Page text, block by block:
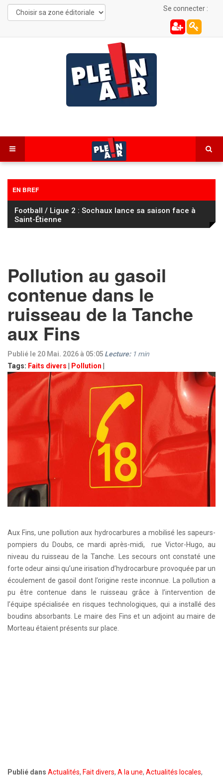
Se connecter :
EN BREF
Cyclisme : le Tour de France Femmes à l’assaut du
mont Ventoux
Pollution au gasoil
contenue dans le
ruisseau de la Tanche
aux Fins
Publié le 20 Mai. 2026 à 05:05
Tags: Faits divers Pollution
Lecture: 1 min
Aux Fins, une pollution aux hydrocarbures a mobilisé les sapeurs-
pompiers du Doubs, ce mardi après-midi, rue Victor-Hugo, au
niveau du ruisseau de la Tanche. Les secours ont constaté une
forte odeur ainsi qu’une irisation d’hydrocarbure provoquée par un
écoulement de gasoil dont l’origine reste inconnue. La pollution a
pu être contenue dans le ruisseau grâce à l’intervention de
l’équipe spécialisée en risques technologiques, qui a installé des
boudins absorbants. Le maire des Fins et un adjoint au maire de
Morteau étaient présents sur place.
Publié dans Actualités, Fait divers, A la une, Actualités locales,